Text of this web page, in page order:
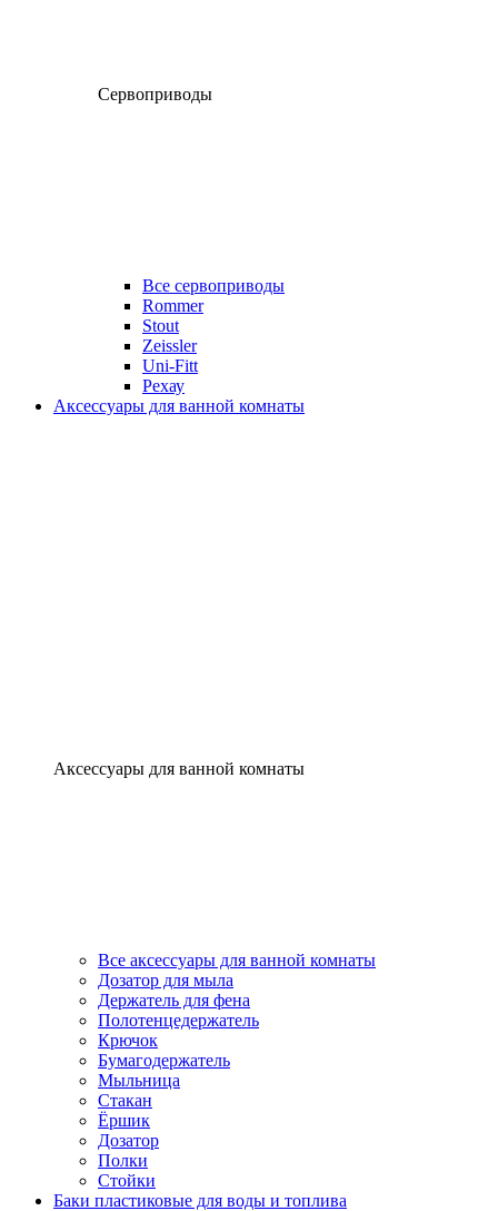
Сервоприводы
Все сервоприводы
Rommer
Stout
Zeissler
Uni-Fitt
Рехау
Аксессуары для ванной комнаты
Аксессуары для ванной комнаты
Все аксессуары для ванной комнаты
Дозатор для мыла
Держатель для фена
Полотенцедержатель
Крючок
Бумагодержатель
Мыльница
Стакан
Ёршик
Дозатор
Полки
Стойки
Баки пластиковые для воды и топлива